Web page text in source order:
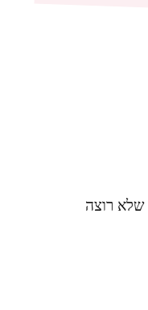
של מי שלא רוצה